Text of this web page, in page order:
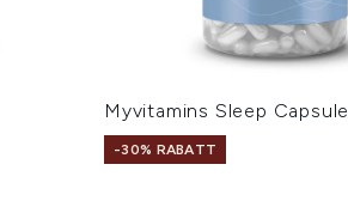
Myvitamins Sleep
-30% RABATT